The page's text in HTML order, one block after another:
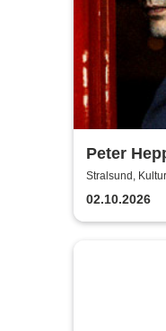
Peter
Akustik
Stralsund,
02.10.2026